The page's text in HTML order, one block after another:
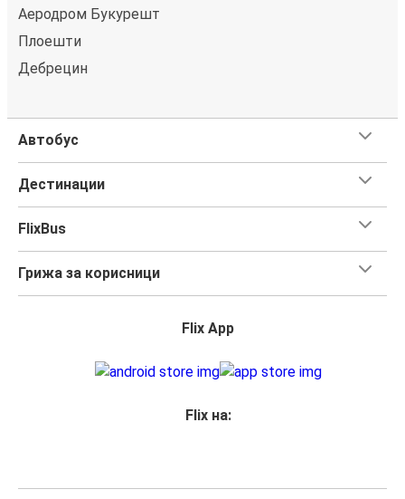
Аеродром Букурешт
Плоешти
Дебрецин
Автобус
Дестинации
FlixBus
Грижа за корисници
Flix App
Flix на: